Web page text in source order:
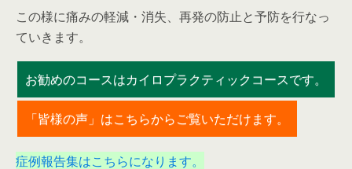
この様に痛みの軽減・消失、再発の防止と予防を行なっ
ていきます。
お勧めのコースはカイロプラクティックコースです。
「皆様の声」はこちらからご覧いただけます。
症例報告集はこちらになります。